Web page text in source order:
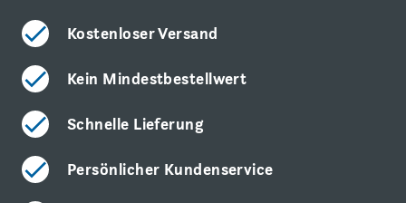
Kostenloser Versand
Kein Mindestbestellwert
Schnelle Lieferung
Persönlicher Kundenservice